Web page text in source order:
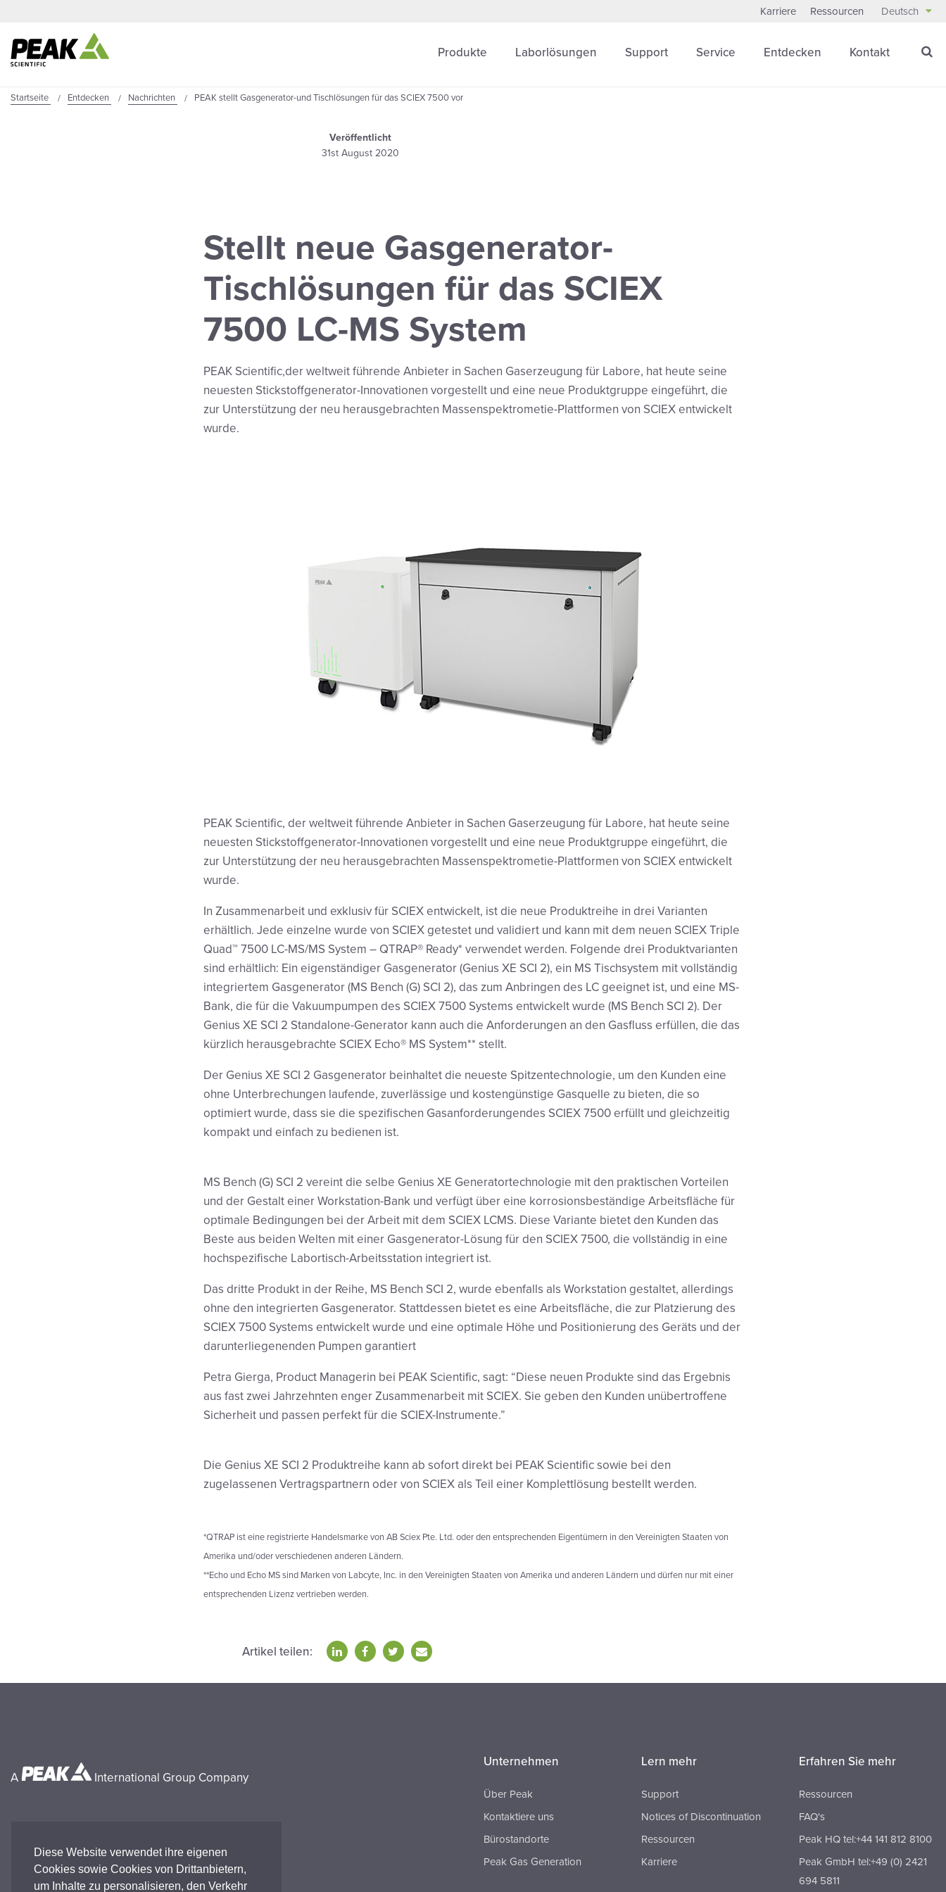
Diese Website verwendet ihre eigenen
Cookies sowie Cookies von Drittanbietern,
um Inhalte zu personalisieren, den Verkehr
Karriere Ressourcen Deutsch
Produkte Laborlösungen Support Service Entdecken Kontakt
Startseite Entdecken Nachrichten PEAK stellt Gasgenerator-und Tischlösungen für das SCIEX 7500 vor
Veröffentlicht
31st August 2020
Stellt neue Gasgenerator-
Tischlösungen für das SCIEX
7500 LC-MS System
PEAK Scientific,der weltweit führende Anbieter in Sachen Gaserzeugung für Labore, hat heute seine
neuesten Stickstoffgenerator-Innovationen vorgestellt und eine neue Produktgruppe eingeführt, die
zur Unterstützung der neu herausgebrachten Massenspektrometie-Plattformen von SCIEX entwickelt
wurde.
PEAK Scientific, der weltweit führende Anbieter in Sachen Gaserzeugung für Labore, hat heute seine
neuesten Stickstoffgenerator-Innovationen vorgestellt und eine neue Produktgruppe eingeführt, die
zur Unterstützung der neu herausgebrachten Massenspektrometie-Plattformen von SCIEX entwickelt
wurde.
In Zusammenarbeit und exklusiv für SCIEX entwickelt, ist die neue Produktreihe in drei Varianten
erhältlich. Jede einzelne wurde von SCIEX getestet und validiert und kann mit dem neuen SCIEX Triple
Quad™ 7500 LC-MS/MS System – QTRAP® Ready* verwendet werden. Folgende drei Produktvarianten
sind erhältlich: Ein eigenständiger Gasgenerator (Genius XE SCI 2), ein MS Tischsystem mit vollständig
integriertem Gasgenerator (MS Bench (G) SCI 2), das zum Anbringen des LC geeignet ist, und eine MS-
Bank, die für die Vakuumpumpen des SCIEX 7500 Systems entwickelt wurde (MS Bench SCI 2). Der
Genius XE SCI 2 Standalone-Generator kann auch die Anforderungen an den Gasfluss erfüllen, die das
kürzlich herausgebrachte SCIEX Echo® MS System** stellt.
Der Genius XE SCI 2 Gasgenerator beinhaltet die neueste Spitzentechnologie, um den Kunden eine
ohne Unterbrechungen laufende, zuverlässige und kostengünstige Gasquelle zu bieten, die so
optimiert wurde, dass sie die spezifischen Gasanforderungendes SCIEX 7500 erfüllt und gleichzeitig
kompakt und einfach zu bedienen ist.
MS Bench (G) SCI 2 vereint die selbe Genius XE Generatortechnologie mit den praktischen Vorteilen
und der Gestalt einer Workstation-Bank und verfügt über eine korrosionsbeständige Arbeitsfläche für
optimale Bedingungen bei der Arbeit mit dem SCIEX LCMS. Diese Variante bietet den Kunden das
Beste aus beiden Welten mit einer Gasgenerator-Lösung für den SCIEX 7500, die vollständig in eine
hochspezifische Labortisch-Arbeitsstation integriert ist.
Das dritte Produkt in der Reihe, MS Bench SCI 2, wurde ebenfalls als Workstation gestaltet, allerdings
ohne den integrierten Gasgenerator. Stattdessen bietet es eine Arbeitsfläche, die zur Platzierung des
SCIEX 7500 Systems entwickelt wurde und eine optimale Höhe und Positionierung des Geräts und der
darunterliegenenden Pumpen garantiert
Petra Gierga, Product Managerin bei PEAK Scientific, sagt: “Diese neuen Produkte sind das Ergebnis
aus fast zwei Jahrzehnten enger Zusammenarbeit mit SCIEX. Sie geben den Kunden unübertroffene
Sicherheit und passen perfekt für die SCIEX-Instrumente.”
Die Genius XE SCI 2 Produktreihe kann ab sofort direkt bei PEAK Scientific sowie bei den
zugelassenen Vertragspartnern oder von SCIEX als Teil einer Komplettlösung bestellt werden.
*QTRAP ist eine registrierte Handelsmarke von AB Sciex Pte. Ltd. oder den entsprechenden Eigentümern in den Vereinigten Staaten von
Amerika und/oder verschiedenen anderen Ländern.
**Echo und Echo MS sind Marken von Labcyte, Inc. in den Vereinigten Staaten von Amerika und anderen Ländern und dürfen nur mit einer
entsprechenden Lizenz vertrieben werden.
Artikel teilen:
A International Group Company
Unternehmen
Über Peak
Kontaktiere uns
Bürostandorte
Peak Gas Generation
Lern mehr
Support
Notices of Discontinuation
Ressourcen
Karriere
Erfahren Sie mehr
Ressourcen
FAQ's
Peak HQ tel:+44 141 812 8100
Peak GmbH tel:+49 (0) 2421
694 5811